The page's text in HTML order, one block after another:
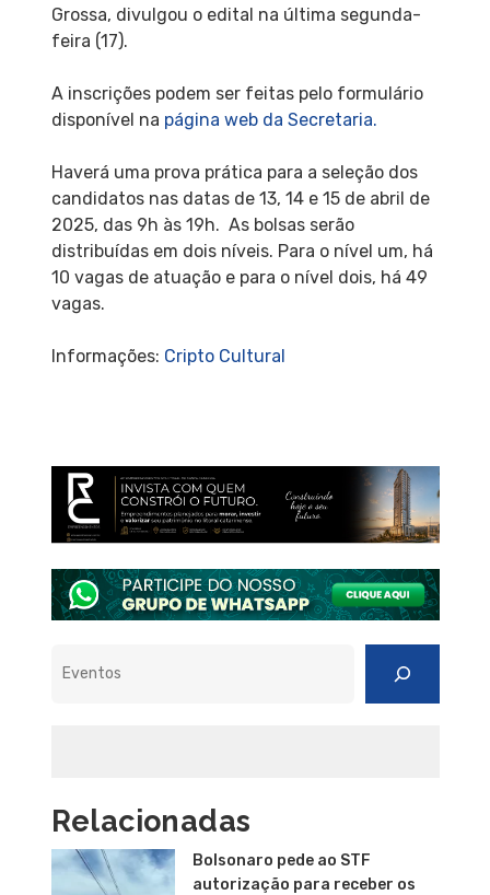
Grossa, divulgou o edital na última segunda-
feira (17).
A inscrições podem ser feitas pelo formulário
disponível na página web da Secretaria.
Haverá uma prova prática para a seleção dos
candidatos nas datas de 13, 14 e 15 de abril de
2025, das 9h às 19h. As bolsas serão
distribuídas em dois níveis. Para o nível um, há
10 vagas de atuação e para o nível dois, há 49
vagas.
Informações: Cripto Cultural
Relacionadas
Bolsonaro pede ao STF
autorização para receber os